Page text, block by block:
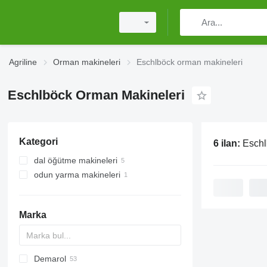
Agriline Orman makineleri Eschlböck orman makineleri
Eschlböck Orman Makineleri
Kategori
dal öğütme makineleri
odun yarma makineleri
Marka
MINI
CK
Demarol
6 ilan: